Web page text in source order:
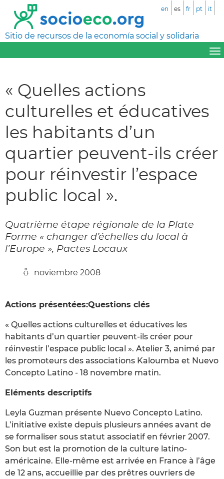
Sitio de recursos de la economía social y solidaria
en es fr pt it
« Quelles actions
culturelles et éducatives
les habitants d’un
quartier peuvent-ils créer
pour réinvestir l’espace
public local ».
Quatrième étape régionale de la Plate
Forme « changer d’échelles du local à
l’Europe », Pactes Locaux
noviembre 2008
Actions présentées:Questions clés
« Quelles actions culturelles et éducatives les
habitants d’un quartier peuvent-ils créer pour
réinvestir l’espace public local ». Atelier 3, animé par
les promoteurs des associations Kaloumba et Nuevo
Concepto Latino - 18 novembre matin.
Eléments descriptifs
Leyla Guzman présente Nuevo Concepto Latino.
L’initiative existe depuis plusieurs années avant de
se formaliser sous statut associatif en février 2007.
Son but est la promotion de la culture latino-
américaine. Elle-même est arrivée en France à l’âge
de 12 ans, accueillie par des prêtres ouvriers de